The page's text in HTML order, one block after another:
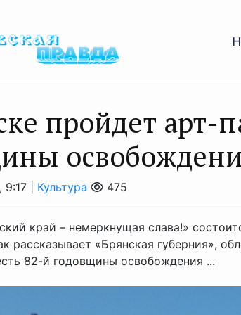
пройдет арт-
| Культура 475
край – немеркнущая слава!»
рассказывает «Брянская губерния»,
82-й годовщины освобождения ...